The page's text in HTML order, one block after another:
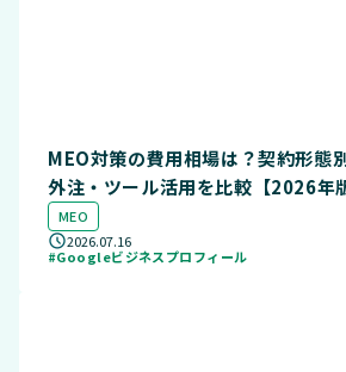
MEO対策の費用相場は？契約形態
外注・ツール活用を比較【2026年
MEO
2026.07.16
#Googleビジネスプロフィール